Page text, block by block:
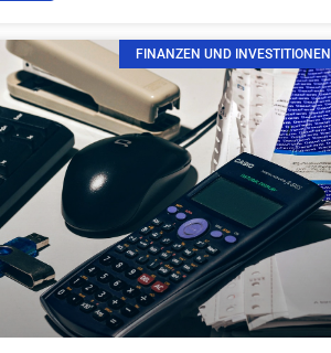
FINANZEN UND INVESTITIONEN